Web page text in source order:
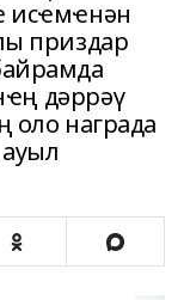
исҽмҽнән
приздар
дәррәү
оло награда